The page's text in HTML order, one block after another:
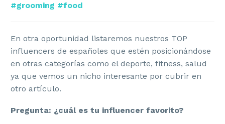
#grooming #food
En otra oportunidad listaremos nuestros TOP
influencers de españoles que estén posicionándose
en otras categorías como el deporte, fitness, salud
ya que vemos un nicho interesante por cubrir en
otro artículo.
Pregunta: ¿cuál es tu influencer favorito?